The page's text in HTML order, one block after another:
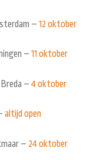
– 12 oktober
– 11 oktober
– 4 oktober
altijd open
– 24 oktober